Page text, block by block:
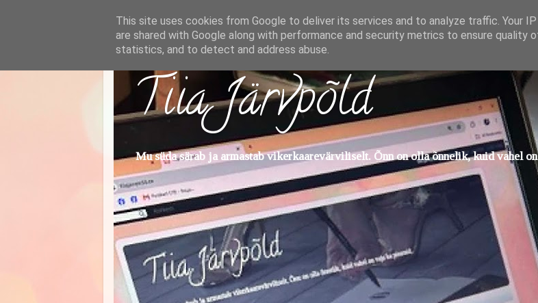
Tiia Järvpõld
Mu süda särab ja armastab vikerkaarevärviliselt. Õnn on olla õnnelik, kuid vahel
This site uses cookies from Google to deliver its services and to analyze traffic. Your
are shared with Google along with performance and security metrics to ensure quality
statistics, and to detect and address abuse.